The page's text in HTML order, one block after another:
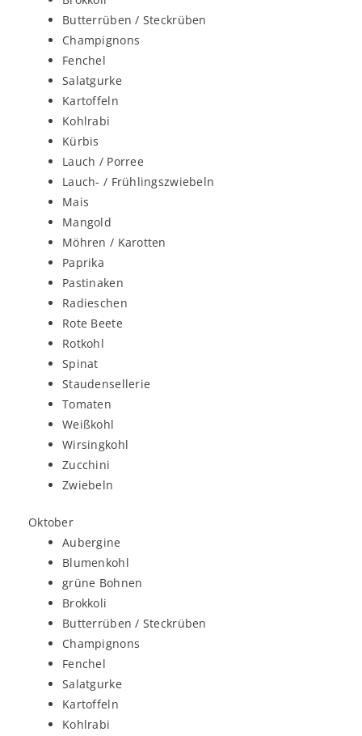
Butterrüben / Steckrüben
Champignons
Fenchel
Salatgurke
Kartoffeln
Kohlrabi
Kürbis
Lauch / Porree
Lauch- / Frühlingszwiebeln
Mais
Mangold
Möhren / Karotten
Paprika
Pastinaken
Radieschen
Rote Beete
Rotkohl
Spinat
Staudensellerie
Tomaten
Weißkohl
Wirsingkohl
Zucchini
Zwiebeln
Oktober
Aubergine
Blumenkohl
grüne Bohnen
Brokkoli
Butterrüben / Steckrüben
Champignons
Fenchel
Salatgurke
Kartoffeln
Kohlrabi